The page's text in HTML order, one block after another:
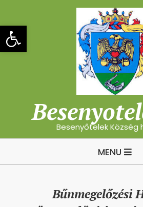
Eszköztár megnyitása
content
Besenyőtelek Község
MENU
Bűnmegelőzési